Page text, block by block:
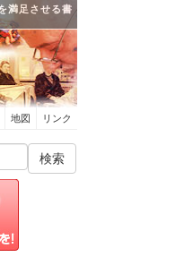
満足させる書
地図 リンク